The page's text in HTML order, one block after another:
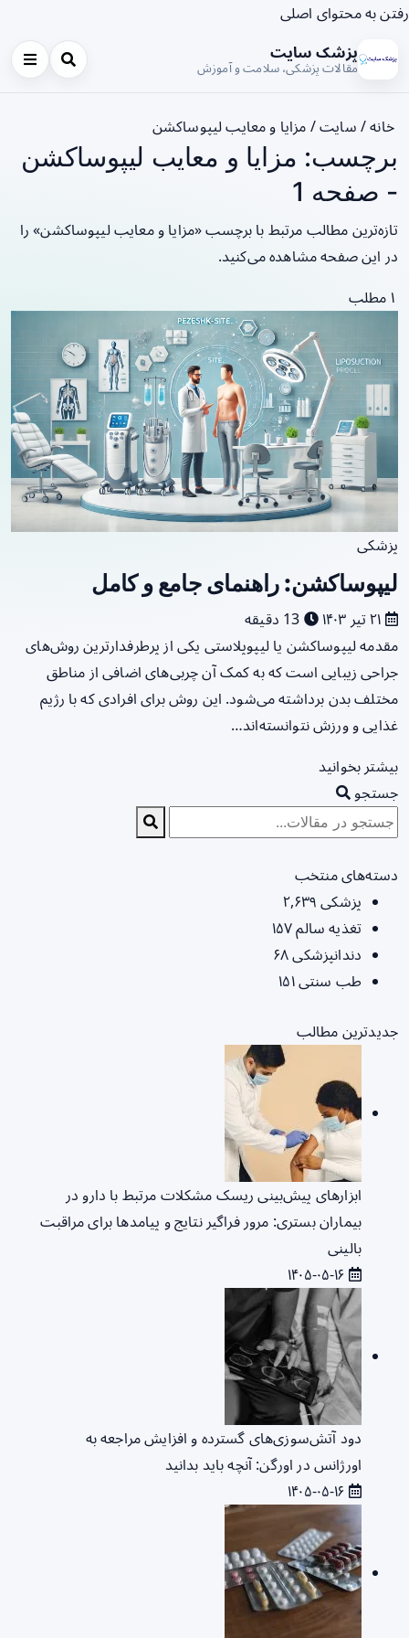
رفتن به محتوای اصلی
پزشک سایت
مقالات پزشکی، سلامت و آموزش
خانه/ سایت/ مزایا و معایب لیپوساکشن
برچسب: مزایا و معایب لیپوساکشن
- صفحه 1
تازه‌ترین مطالب مرتبط با برچسب «مزایا و معایب لیپوساکشن» را
در این صفحه مشاهده می‌کنید.
۱ مطلب
پزشکی
لیپوساکشن: راهنمای جامع و کامل
مقدمه لیپوساکشن یا لیپوپلاستی یکی از پرطرفدارترین روش‌های
جراحی زیبایی است که به کمک آن چربی‌های اضافی از مناطق
مختلف بدن برداشته می‌شود. این روش برای افرادی که با رژیم
غذایی و ورزش نتوانسته‌اند…
بیشتر بخوانید
جستجو
دسته‌های منتخب
پزشکی ۲,۶۳۹
تغذیه سالم۱۵۷
دندانپزشکی۶۸
طب سنتی۱۵۱
جدیدترین مطالب
ابزارهای پیش‌بینی ریسک مشکلات مرتبط با دارو در
بیماران بستری: مرور فراگیر نتایج و پیامدها برای مراقبت
بالینی
دود آتش‌سوزی‌های گسترده و افزایش مراجعه به
اورژانس در اورگن: آنچه باید بدانید